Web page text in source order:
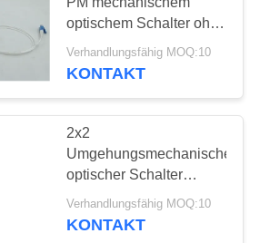
Splitter
129
optischem Schalter ohne
Verriegelung 1310nm
1550nm
Verhandlungsfähig MOQ:10
KONTAKT
2x2
Umgehungsmechanischer
optischer Schalter
1310nm/1550nm ohne
Verriegelung 3V
Verhandlungsfähig MOQ:10
KONTAKT